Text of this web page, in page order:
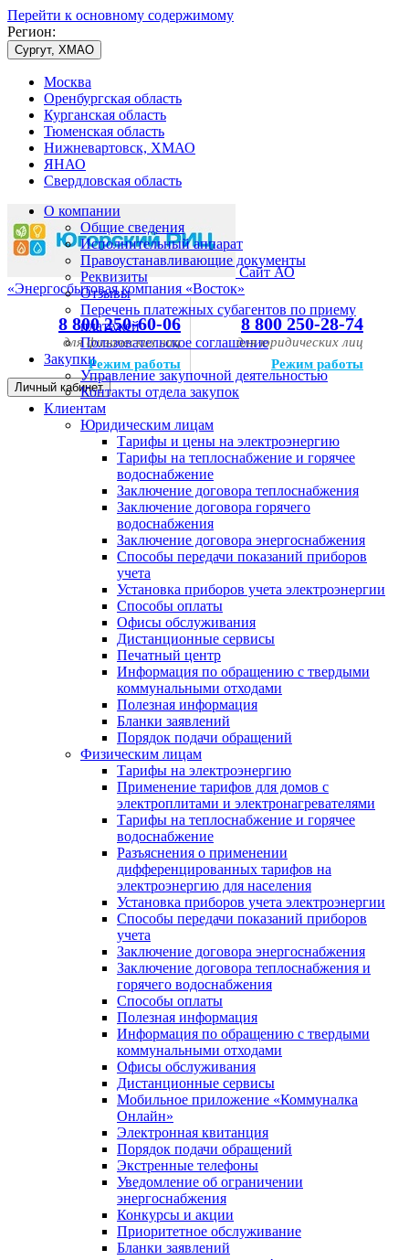
Перейти к основному содержимому
Регион:
Сургут, ХМАО
Москва
Оренбургская область
Курганская область
Тюменская область
Нижневартовск, ХМАО
ЯНАО
Свердловская область
Сайт АО
«Энергосбытовая компания «Восток»
8 800 250-60-06
для физических лиц
Режим работы
8 800 250-28-74
для юридических лиц
Режим работы
Личный кабинет
О компании
Общие сведения
Исполнительный аппарат
Правоустанавливающие документы
Реквизиты
Отзывы
Перечень платежных субагентов по приему
платежей
Пользовательское соглашение
Закупки
Управление закупочной деятельностью
Контакты отдела закупок
Клиентам
Юридическим лицам
Тарифы и цены на электроэнергию
Тарифы на теплоснабжение и горячее
водоснабжение
Заключение договора теплоснабжения
Заключение договора горячего
водоснабжения
Заключение договора энергоснабжения
Способы передачи показаний приборов
учета
Установка приборов учета электроэнергии
Способы оплаты
Офисы обслуживания
Дистанционные сервисы
Печатный центр
Информация по обращению с твердыми
коммунальными отходами
Полезная информация
Бланки заявлений
Порядок подачи обращений
Физическим лицам
Тарифы на электроэнергию
Применение тарифов для домов с
электроплитами и электронагревателями
Тарифы на теплоснабжение и горячее
водоснабжение
Разъяснения о применении
дифференцированных тарифов на
электроэнергию для населения
Установка приборов учета электроэнергии
Способы передачи показаний приборов
учета
Заключение договора энергоснабжения
Заключение договора теплоснабжения и
горячего водоснабжения
Способы оплаты
Полезная информация
Информация по обращению с твердыми
коммунальными отходами
Офисы обслуживания
Дистанционные сервисы
Мобильное приложение «Коммуналка
Онлайн»
Электронная квитанция
Порядок подачи обращений
Экстренные телефоны
Уведомление об ограничении
энергоснабжения
Конкурсы и акции
Приоритетное обслуживание
Бланки заявлений